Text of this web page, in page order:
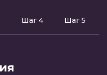
Шаг 4 Шаг 5